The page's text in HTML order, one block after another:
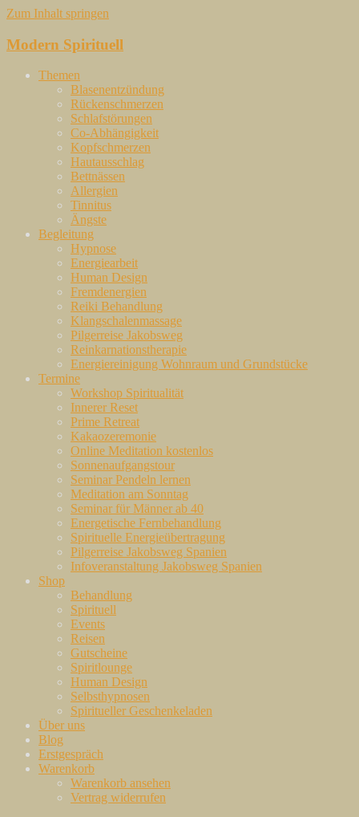
Zum Inhalt springen
Modern Spirituell
Themen
Blasenentzündung
Rückenschmerzen
Schlafstörungen
Co-Abhängigkeit
Kopfschmerzen
Hautausschlag
Bettnässen
Allergien
Tinnitus
Ängste
Begleitung
Hypnose
Energiearbeit
Human Design
Fremdenergien
Reiki Behandlung
Klangschalenmassage
Pilgerreise Jakobsweg
Reinkarnationstherapie
Energiereinigung Wohnraum und Grundstücke
Termine
Workshop Spiritualität
Innerer Reset
Prime Retreat
Kakaozeremonie
Online Meditation kostenlos
Sonnenaufgangstour
Seminar Pendeln lernen
Meditation am Sonntag
Seminar für Männer ab 40
Energetische Fernbehandlung
Spirituelle Energieübertragung
Pilgerreise Jakobsweg Spanien
Infoveranstaltung Jakobsweg Spanien
Shop
Behandlung
Spirituell
Events
Reisen
Gutscheine
Spiritlounge
Human Design
Selbsthypnosen
Spiritueller Geschenkeladen
Über uns
Blog
Erstgespräch
Warenkorb
Warenkorb ansehen
Vertrag widerrufen